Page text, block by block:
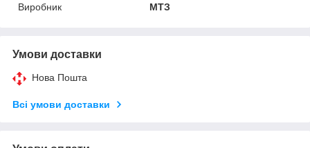
Виробник
МТЗ
Умови доставки
Нова Пошта
Всі умови доставки